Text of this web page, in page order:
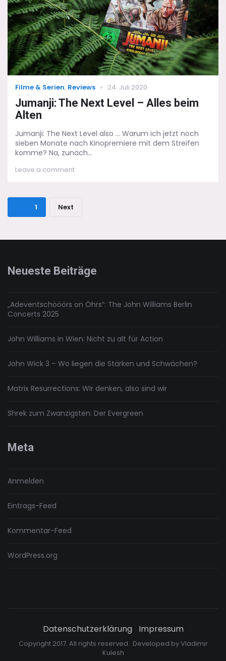
wandelnden
Toten
…
Categories
Filme & Serien, Reviews
Posted
24. Juli 2020
Jumanji: The Next Level – Alles beim
Alten
Jumanji: The Next Level also ... Warum ich jetzt noch
sieben Monate nach Kinopremiere mit dem Streifen
komme? Na, zunäch...
Leave a commenton
Alten
Seitennummerierung
der
Page1 Next
Neueste Beiträge
„Adeventschööörs on Öhrs“: The John Williams Berlin
Concerts 2025
John Williams in Wien: Nicht zu alt für Action
John Wick 3 – Wo liegen die Stärken und Schwächen?
Matrix Resurrections: Wir denken, also sind wir
Shrek zum Zwanzigsten: Der Evergreen
Meta
Anmelden
Eintrags-Feed
Kommentar-Feed
WordPress.org
Datenschutzerklärung Impressum
Copyright 2017. All rights reserved. Developed byVladimir
Kulesh